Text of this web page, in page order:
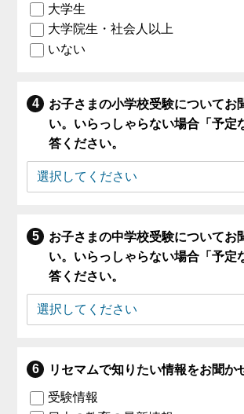
大学生
大学院生・社会人以上
いない
お子さまの小学校受験についてお
い。いらっしゃらない場合「予定
答ください。
お子さまの中学校受験についてお
い。いらっしゃらない場合「予定
答ください。
リセマムで知りたい情報をお聞か
受験情報